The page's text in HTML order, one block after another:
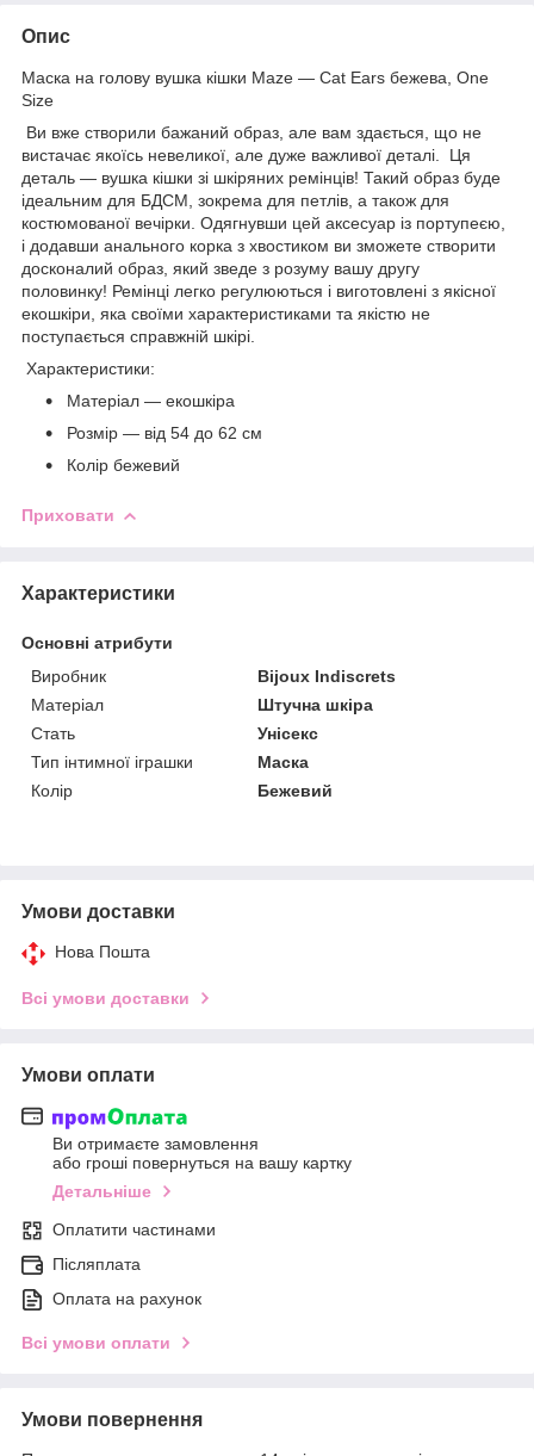
Опис
Маска на голову вушка кішки Maze — Cat Ears бежева, One
Size
Ви вже створили бажаний образ, але вам здається, що не
вистачає якоїсь невеликої, але дуже важливої деталі. Ця
деталь — вушка кішки зі шкіряних ремінців! Такий образ буде
ідеальним для БДСМ, зокрема для петлів, а також для
костюмованої вечірки. Одягнувши цей аксесуар із портупеєю,
і додавши анального корка з хвостиком ви зможете створити
досконалий образ, який зведе з розуму вашу другу
половинку! Ремінці легко регулюються і виготовлені з якісної
екошкіри, яка своїми характеристиками та якістю не
поступається справжній шкірі.
Характеристики:
Матеріал — екошкіра
Розмір — від 54 до 62 см
Колір бежевий
Приховати
Характеристики
Основні атрибути
Виробник
Bijoux Indiscrets
Матеріал
Штучна шкіра
Стать
Унісекс
Тип інтимної іграшки
Маска
Колір
Бежевий
Умови доставки
Нова Пошта
Всі умови доставки
Умови оплати
Ви отримаєте замовлення
або гроші повернуться на вашу картку
Детальніше
Оплатити частинами
Післяплата
Оплата на рахунок
Всі умови оплати
Умови повернення